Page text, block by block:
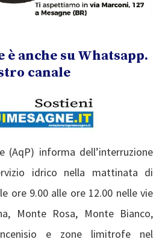
è anche su Whatsapp.
canale
(AqP) informa dell’interruzione
idrico nella mattinata di
ore 9.00 alle ore 12.00 nelle vie
Monte Rosa, Monte Bianco,
e zone limitrofe nel